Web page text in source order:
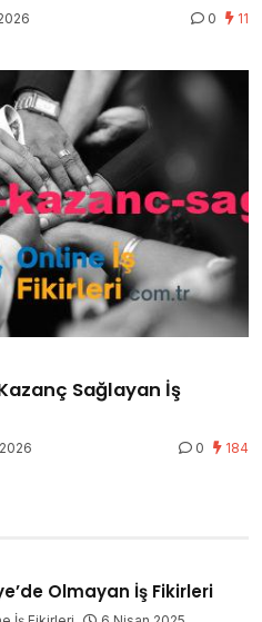
0 11
Sağlayan İş
0 184
Olmayan İş Fikirleri